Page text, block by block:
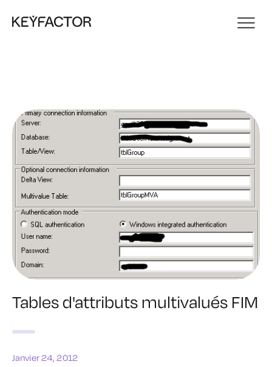
Tables d'attributs multivalués FIM
Janvier 24, 2012